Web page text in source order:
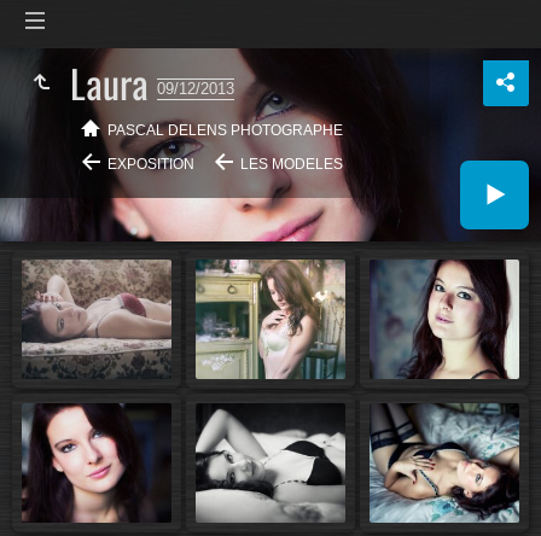
Laura 09/12/2013
PASCAL DELENS PHOTOGRAPHE
EXPOSITION
LES MODELES